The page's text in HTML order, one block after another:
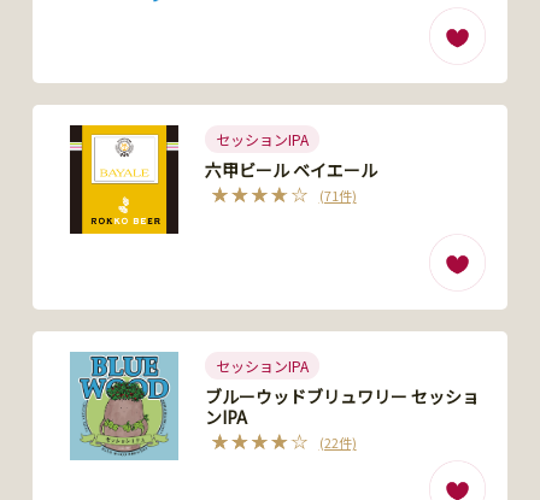
セッションIPA
六甲ビール ベイエール
(71件)
セッションIPA
ブルーウッドブリュワリー セッショ
ンIPA
(22件)